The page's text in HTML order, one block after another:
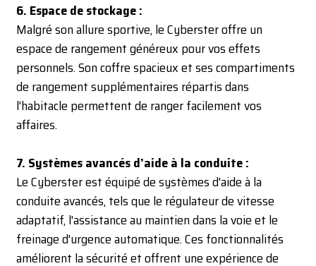
6. Espace de stockage :
Malgré son allure sportive, le Cyberster offre un
espace de rangement généreux pour vos effets
personnels. Son coffre spacieux et ses compartiments
de rangement supplémentaires répartis dans
l'habitacle permettent de ranger facilement vos
affaires.
7. Systèmes avancés d’aide à la conduite :
Le Cyberster est équipé de systèmes d'aide à la
conduite avancés, tels que le régulateur de vitesse
adaptatif, l'assistance au maintien dans la voie et le
freinage d'urgence automatique. Ces fonctionnalités
améliorent la sécurité et offrent une expérience de